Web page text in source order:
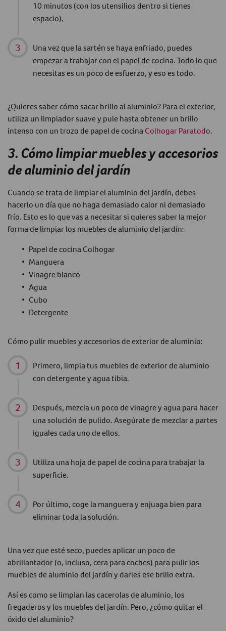
10 minutos (con los utensilios dentro si tienes
espacio).
Una vez que la sartén se haya enfriado, puedes
empezar a trabajar con el papel de cocina. Todo lo que
necesitas es un poco de esfuerzo, y eso es todo.
¿Quieres sabercómo sacar brillo al aluminio? Para el exterior,
utiliza un limpiador suave y pule hasta obtener un brillo
intenso con un trozo de papel de cocina Colhogar Paratodo.
3. Cómo limpiar muebles y accesorios
de aluminio del jardín
Cuando se trata de limpiar el aluminio del jardín, debes
hacerlo un día que no haga demasiado calor ni demasiado
frío. Esto es lo que vas a necesitar si quieres saber la mejor
forma de limpiar los muebles de aluminio del jardín:
Papel de cocina Colhogar
Manguera
Vinagre blanco
Agua
Cubo
Detergente
Cómo pulir muebles y accesorios de exterior de aluminio:
Primero, limpia tus muebles de exterior de aluminio
con detergente y agua tibia.
Después, mezcla un poco de vinagre y agua para hacer
una solución de pulido. Asegúrate de mezclar a partes
iguales cada uno de ellos.
Utiliza una hoja de papel de cocina para trabajar la
superficie.
Por último, coge la manguera y enjuaga bien para
eliminar toda la solución.
Una vez que esté seco, puedes aplicar un poco de
abrillantador (o, incluso, cera para coches) para pulir los
muebles de aluminio del jardín y darles ese brillo extra.
Así es como se limpian las cacerolas de aluminio, los
fregaderos y los muebles del jardín. Pero, ¿cómo quitar el
óxido del aluminio?